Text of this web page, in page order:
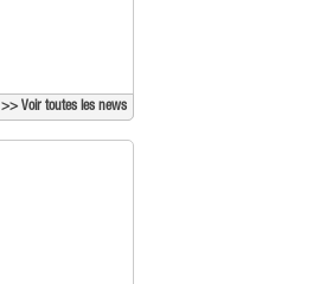
>> Voir toutes les news